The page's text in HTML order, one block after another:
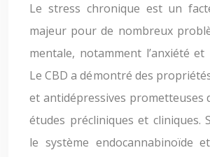
Le stress chronique est un
majeur pour de nombreux
mentale, notamment l’anxiété et
Le CBD a démontré des
et antidépressives prometteuses
études précliniques et cliniques.
le système endocannabinoïde